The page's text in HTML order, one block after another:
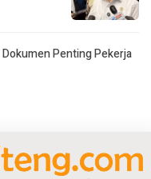
Dokumen Penting Pekerja